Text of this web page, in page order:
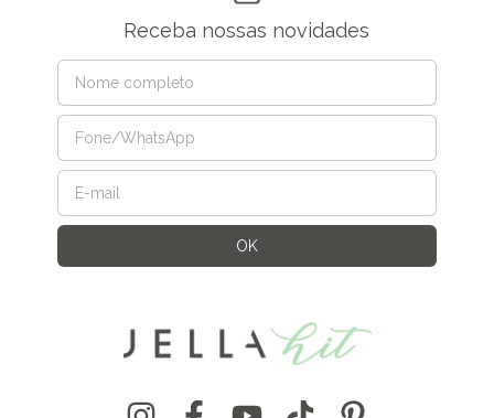
Receba nossas novidades